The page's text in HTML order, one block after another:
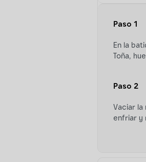
Paso 1
En la
Toña,
Paso 2
Vaciar la
enfriar y